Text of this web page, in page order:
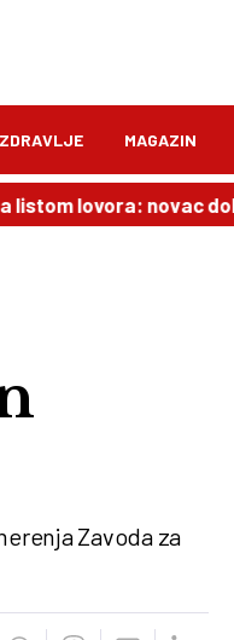
ZDRAVLJE MAGAZIN
novac dolazi u
Zavoda za